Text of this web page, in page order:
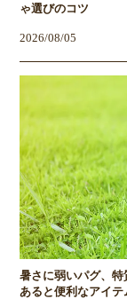
ゃ選びのコツ
2026/08/05
暑さに弱いパグ、
あると便利なアイテ